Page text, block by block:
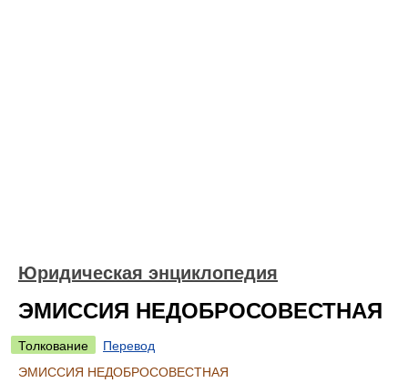
Юридическая энциклопедия
ЭМИССИЯ НЕДОБРОСОВЕСТНАЯ
Толкование
Перевод
ЭМИССИЯ НЕДОБРОСОВЕСТНАЯ